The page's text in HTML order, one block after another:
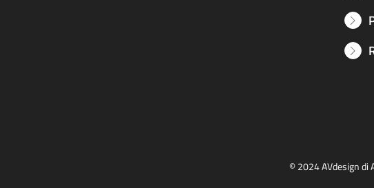
© 2024 AVdesign di